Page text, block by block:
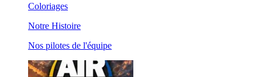
Coloriages
Notre Histoire
Nos pilotes de l'équipe